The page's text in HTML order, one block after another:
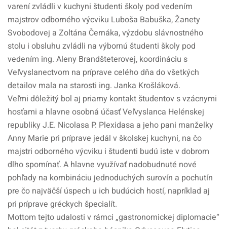
varení zvládli v kuchyni študenti školy pod vedením
majstrov odborného výcviku Luboša Babuška, Žanety
Svobodovej a Zoltána Černáka, výzdobu slávnostného
stolu i obsluhu zvládli na výbornú študenti školy pod
vedením ing. Aleny Brandšteterovej, koordináciu s
Veľvyslanectvom na príprave celého dňa do všetkých
detailov mala na starosti ing. Janka Krošláková.
Veľmi dôležitý bol aj priamy kontakt študentov s vzácnymi
hosťami a hlavne osobná účasť Veľvyslanca Helénskej
republiky J.E. Nicolasa P. Plexidasa a jeho pani manželky
Anny Marie pri príprave jedál v školskej kuchyni, na čo
majstri odborného výcviku i študenti budú iste v dobrom
dlho spomínať. A hlavne využívať nadobudnuté nové
pohľady na kombináciu jednoduchých surovín a pochutín
pre čo najväčší úspech u ich budúcich hostí, napríklad aj
pri príprave gréckych špecialít.
Mottom tejto udalosti v rámci „gastronomickej diplomacie“